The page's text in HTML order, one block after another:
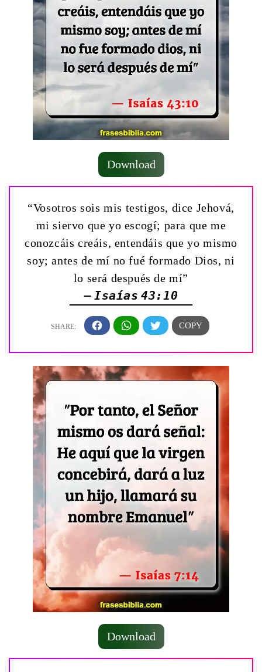
Download
“Vosotros sois mis testigos, dice Jehová,
mi siervo que yo escogí; para que me
conozcáis creáis, entendáis que yo mismo
soy; antes de mí no fué formado Dios, ni
lo será después de mí”
— Isaías 43:10
Download